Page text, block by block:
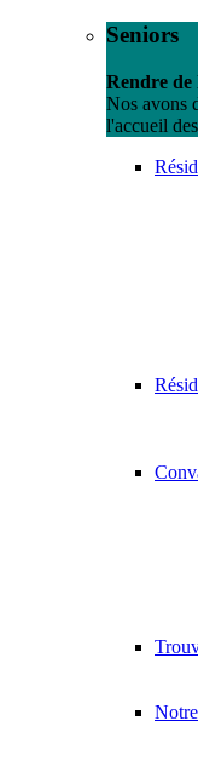
Seniors
Rendre de
Nos avons
l'accueil